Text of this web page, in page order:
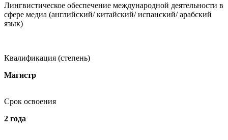
Лингвистическое обеспечение международной деятельности в
сфере медиа (английский/ китайский/ испанский/ арабский
язык)
Квалификация (степень)
Магистр
Срок освоения
2 года